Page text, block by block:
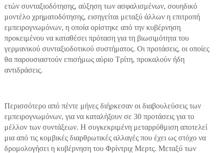
ετών συνταξιοδότησης, αύξηση των ασφαλισμένων, σουηδικό
μοντέλο χρηματοδότησης, εισηγείται μεταξύ άλλων η επιτροπή
εμπειρογνωμόνων, η οποία ορίστηκε από την κυβέρνηση
προκειμένου να καταθέσει πρόταση για τη βιωσιμότητα του
γερμανικού συνταξιοδοτικού συστήματος. Οι προτάσεις, οι οποίες
θα παρουσιαστούν επισήμως αύριο Τρίτη, προκαλούν ήδη
αντιδράσεις.
Περισσότερο από πέντε μήνες διήρκεσαν οι διαβουλεύσεις των
εμπειρογνωμόνων, για να καταλήξουν σε 30 προτάσεις για το
μέλλον των συντάξεων. Η συγκεκριμένη μεταρρύθμιση αποτελεί
μια από τις κομβικές διαρθρωτικές αλλαγές που έχει ως στόχο να
δρομολογήσει η κυβέρνηση του Φρίντριχ Μερτς. Μεταξύ των